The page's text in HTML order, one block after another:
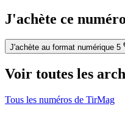
J'achète ce numéro
J'achète au format numérique 5
Voir toutes les
Tous les numéros de TirMag